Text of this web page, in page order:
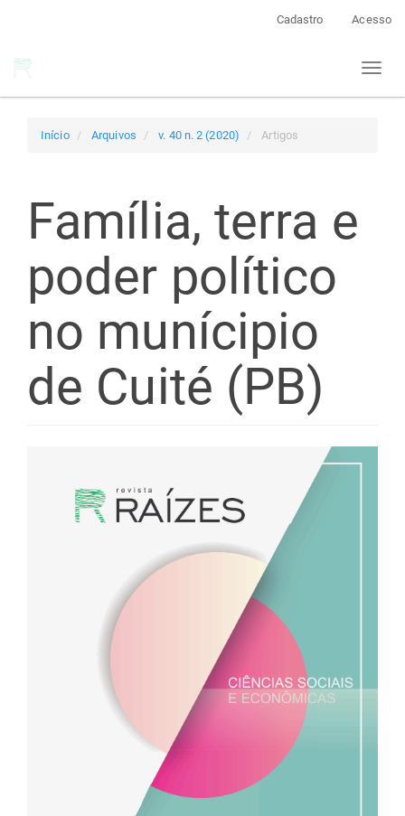
Cadastro Acesso
Toggle
Início Arquivos v. 40 n. 2 (2020) Artigos
Família, terra e
poder político
no munícipio
de Cuité (PB)
lateral
artigos